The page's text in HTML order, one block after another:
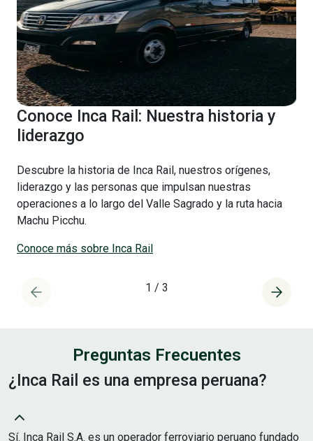
Conoce Inca Rail: Nuestra historia y
liderazgo
Descubre la historia de Inca Rail, nuestros orígenes,
liderazgo y las personas que impulsan nuestras
operaciones a lo largo del Valle Sagrado y la ruta hacia
Machu Picchu.
Conoce más sobre Inca Rail
1 / 3
Preguntas Frecuentes
¿Inca Rail es una empresa peruana?
Sí. Inca Rail S.A. es un operador ferroviario peruano fundado